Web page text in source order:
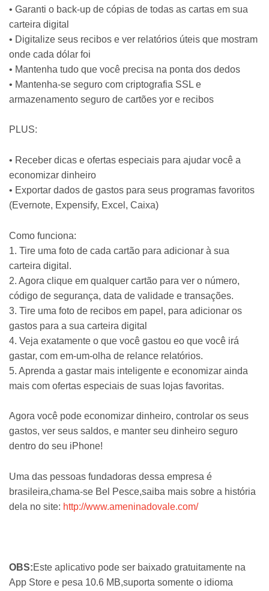
• Garanti o back-up de cópias de todas as cartas em sua
carteira digital
• Digitalize seus recibos e ver relatórios úteis que mostram
onde cada dólar foi
• Mantenha tudo que você precisa na ponta dos dedos
• Mantenha-se seguro com criptografia SSL e
armazenamento seguro de cartões yor e recibos
PLUS:
• Receber dicas e ofertas especiais para ajudar você a
economizar dinheiro
• Exportar dados de gastos para seus programas favoritos
(Evernote, Expensify, Excel, Caixa)
Como funciona:
1. Tire uma foto de cada cartão para adicionar à sua
carteira digital.
2. Agora clique em qualquer cartão para ver o número,
código de segurança, data de validade e transações.
3. Tire uma foto de recibos em papel, para adicionar os
gastos para a sua carteira digital
4. Veja exatamente o que você gastou eo que você irá
gastar, com em-um-olha de relance relatórios.
5. Aprenda a gastar mais inteligente e economizar ainda
mais com ofertas especiais de suas lojas favoritas.
Agora você pode economizar dinheiro, controlar os seus
gastos, ver seus saldos, e manter seu dinheiro seguro
dentro do seu iPhone!
Uma das pessoas fundadoras dessa empresa é
brasileira,chama-se Bel Pesce,saiba mais sobre a história
dela no site: http://www.ameninadovale.com/
OBS:Este aplicativo pode ser baixado gratuitamente na
App Store e pesa 10.6 MB,suporta somente o idioma